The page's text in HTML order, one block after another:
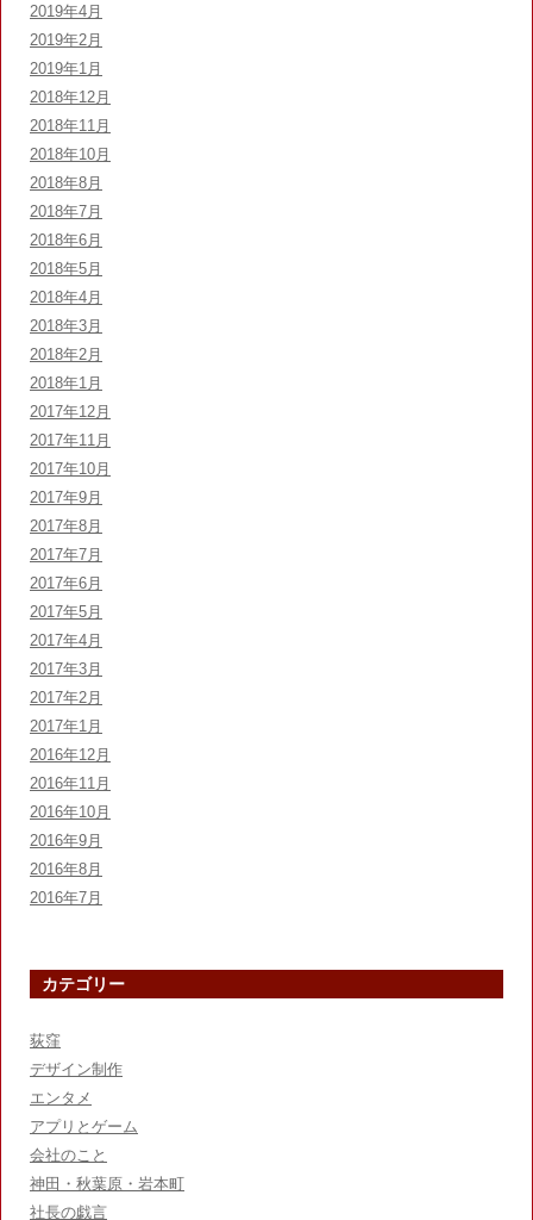
2019年4月
2019年2月
2019年1月
2018年12月
2018年11月
2018年10月
2018年8月
2018年7月
2018年6月
2018年5月
2018年4月
2018年3月
2018年2月
2018年1月
2017年12月
2017年11月
2017年10月
2017年9月
2017年8月
2017年7月
2017年6月
2017年5月
2017年4月
2017年3月
2017年2月
2017年1月
2016年12月
2016年11月
2016年10月
2016年9月
2016年8月
2016年7月
カテゴリー
荻窪
デザイン制作
エンタメ
アプリとゲーム
会社のこと
神田・秋葉原・岩本町
社長の戯言